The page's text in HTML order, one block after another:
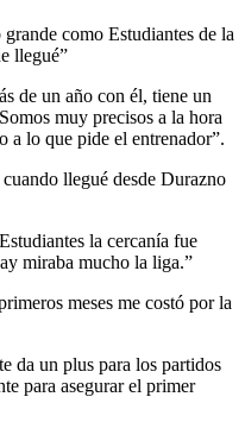
como Estudiantes de la
llegué”
de un año con él, tiene un
muy precisos a la hora
a lo que pide el entrenador”.
llegué desde Durazno
la cercanía fue
miraba mucho la liga.”
meses me costó por la
da un plus para los partidos
para asegurar el primer